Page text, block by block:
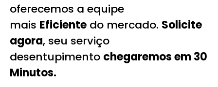
oferecemos a equipe
mais Eficiente do mercado. Solicite
agora, seu serviço
desentupimento chegaremos em 30
Minutos.